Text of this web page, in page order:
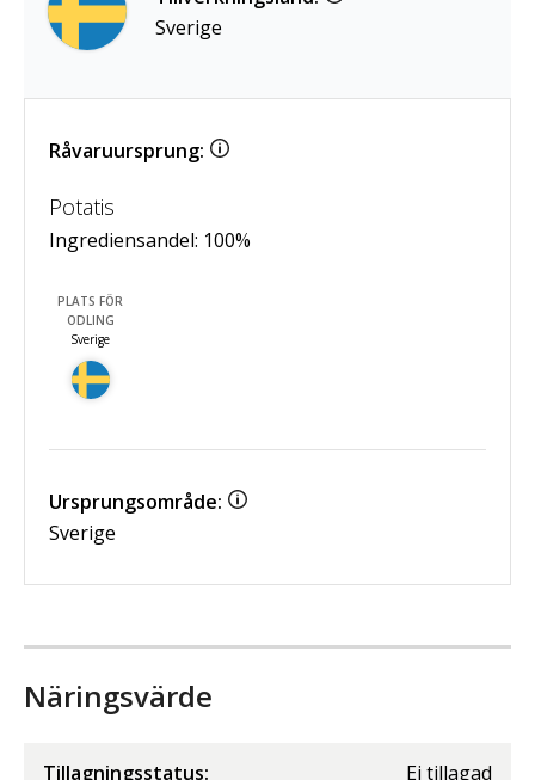
Sverige
Råvaruursprung:
Potatis
Ingrediensandel: 100%
PLATS FÖR
ODLING
Sverige
Ursprungsområde:
Sverige
Näringsvärde
Tillagningsstatus: Ej tillagad